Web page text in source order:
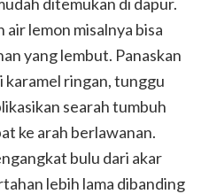
air lemon misalnya bisa
yang lembut. Panaskan
ringan, tunggu
searah tumbuh
ke arah berlawanan.
bulu dari akar
lebih lama dibanding